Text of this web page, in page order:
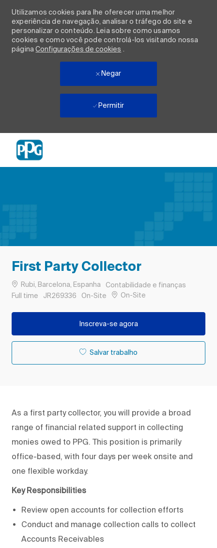
Utilizamos cookies para lhe oferecer uma melhor
experiência de navegação, analisar o tráfego do site e
personalizar o conteúdo. Leia sobre como usamos
cookies e como você pode controlá-los visitando nossa
páginaConfigurações de cookies .
Negar
Permitir
First Party Collector
Localização
Rubi, Barcelona, Espanha Categoria
Contabilidade e finanças
Tipo de Trabalho
Full time ID do trabalho
JR269336 On-Site Remote
On-Site
Inscreva-se agora
Salvar trabalho
As a first party collector, you will provide a broad
range of financial related support in collecting
monies owed to PPG. This position is primarily
office-based, with four days per week onsite and
one flexible workday.
Key Responsibilities
Review open accounts for collection efforts
Conduct and manage collection calls to collect
Accounts Receivables